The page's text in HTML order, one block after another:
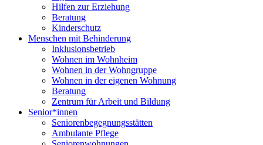
Hilfen zur Erziehung
Beratung
Kinderschutz
Menschen mit Behinderung
Inklusionsbetrieb
Wohnen im Wohnheim
Wohnen in der Wohngruppe
Wohnen in der eigenen Wohnung
Beratung
Zentrum für Arbeit und Bildung
Senior*innen
Seniorenbegegnungsstätten
Ambulante Pflege